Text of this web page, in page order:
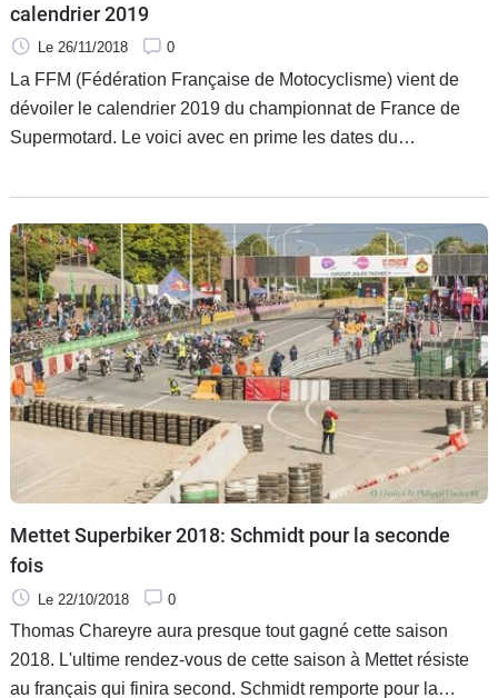
calendrier 2019
Le 26/11/2018 0
La FFM (Fédération Française de Motocyclisme) vient de
dévoiler le calendrier 2019 du championnat de France de
Supermotard. Le voici avec en prime les dates du
Mettet Superbiker 2018: Schmidt pour la seconde
fois
Le 22/10/2018 0
Thomas Chareyre aura presque tout gagné cette saison
2018. L'ultime rendez-vous de cette saison à Mettet résiste
au français qui finira second. Schmidt remporte pour la